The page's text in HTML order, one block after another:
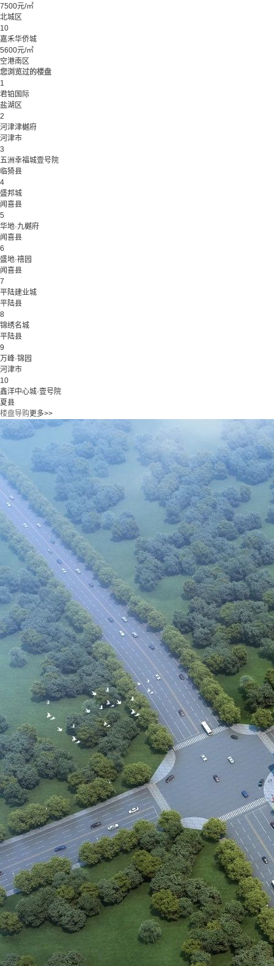
7500元/㎡
北城区
10
嘉禾华侨城
5600元/㎡
空港南区
您浏览过的楼盘
1
君铂国际
盐湖区
2
河津津樾府
河津市
3
五洲幸福城壹号院
临猗县
4
盛邦城
闻喜县
5
华地·九樾府
闻喜县
6
盛地·禧园
闻喜县
7
平陆建业城
平陆县
8
锦绣名城
平陆县
9
万峰·锦园
河津市
10
鑫洋中心城·壹号院
夏县
楼盘导购更多>>